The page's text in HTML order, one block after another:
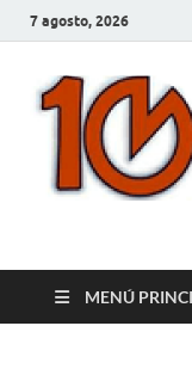
7 agosto, 2026
MENÚ